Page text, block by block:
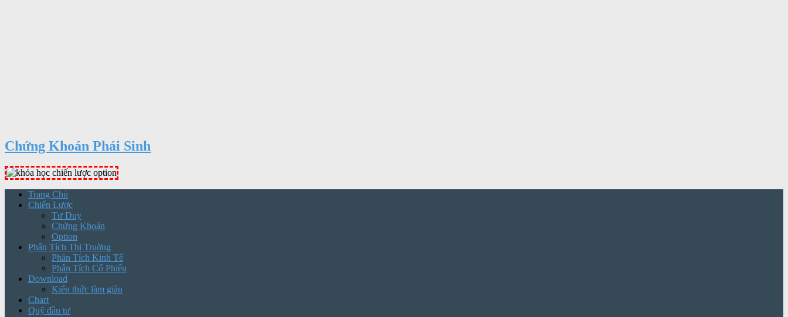
Chứng Khoán Phái Sinh
Trang Chủ
Chiến Lược
Tư Duy
Chứng Khoán
Option
Phân Tích Thị Truờng
Phân Tích Kinh Tế
Phân Tích Cổ Phiếu
Download
Kiến thức làm giàu
Chart
Quỹ đầu tư